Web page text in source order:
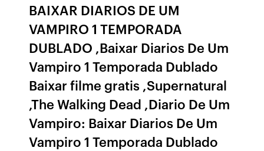
BAIXAR DIARIOS DE UM
VAMPIRO 1 TEMPORADA
DUBLADO ,Baixar Diarios De Um
Vampiro 1 Temporada Dublado
Baixar filme gratis ,Supernatural
,The Walking Dead ,Diario De Um
Vampiro: Baixar Diarios De Um
Vampiro 1 Temporada Dublado